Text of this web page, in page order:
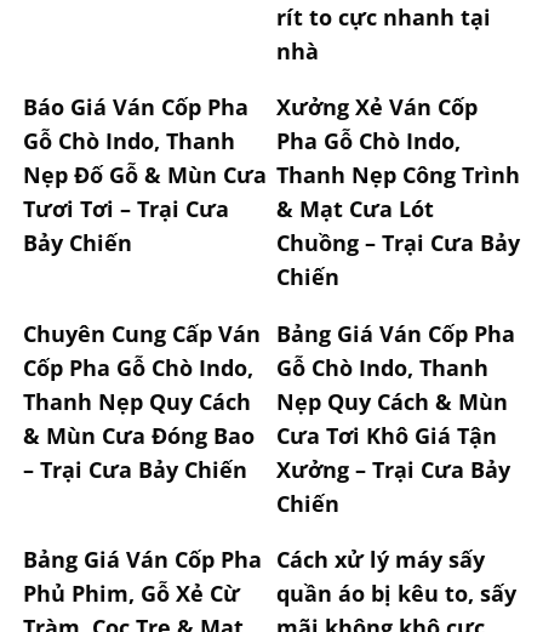
rít to cực nhanh tại
nhà
Báo Giá Ván Cốp Pha
Gỗ Chò Indo, Thanh
Nẹp Đố Gỗ & Mùn Cưa
Tươi Tơi – Trại Cưa
Bảy Chiến
Xưởng Xẻ Ván Cốp
Pha Gỗ Chò Indo,
Thanh Nẹp Công Trình
& Mạt Cưa Lót
Chuồng – Trại Cưa Bảy
Chiến
Chuyên Cung Cấp Ván
Cốp Pha Gỗ Chò Indo,
Thanh Nẹp Quy Cách
& Mùn Cưa Đóng Bao
– Trại Cưa Bảy Chiến
Bảng Giá Ván Cốp Pha
Gỗ Chò Indo, Thanh
Nẹp Quy Cách & Mùn
Cưa Tơi Khô Giá Tận
Xưởng – Trại Cưa Bảy
Chiến
Bảng Giá Ván Cốp Pha
Phủ Phim, Gỗ Xẻ Cừ
Cách xử lý máy sấy
quần áo bị kêu to, sấy